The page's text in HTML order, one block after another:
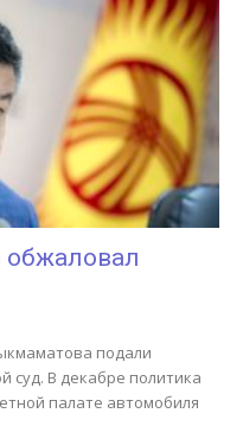
подали
суд. В декабре политика
палате автомобиля